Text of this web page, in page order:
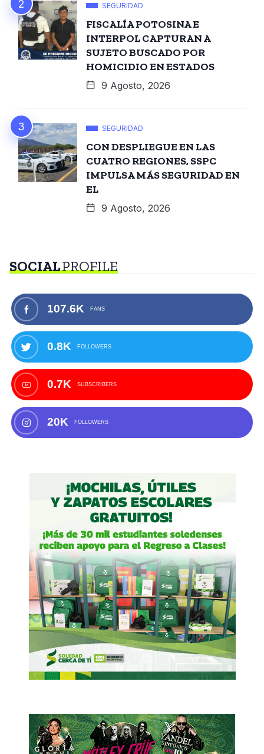
SEGURIDAD
FISCALÍA POTOSINA E
INTERPOL CAPTURAN A
SUJETO BUSCADO POR
HOMICIDIO EN ESTADOS
9 Agosto, 2026
SEGURIDAD
CON DESPLIEGUE EN LAS
CUATRO REGIONES, SSPC
IMPULSA MÁS SEGURIDAD EN
EL
9 Agosto, 2026
SOCIALPROFILE
107.6K FANS
0.8K FOLLOWERS
0.7K SUBSCRIBERS
20K FOLLOWERS